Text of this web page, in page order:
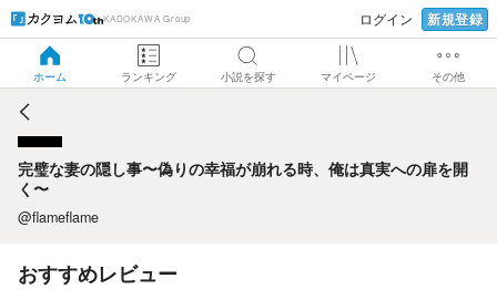
KADOKAWA Group ログイン 新規登録
ホーム ランキング 小説を探す マイページ その他
完璧な妻の隠し事〜偽りの幸福が崩れる時、俺は真実への扉
を開く〜
完璧な妻の隠し事〜偽りの幸福が崩れる時、俺は真実への扉を開
く〜
@flameflame
おすすめレビュー